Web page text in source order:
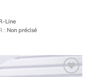
Line
: Non précisé